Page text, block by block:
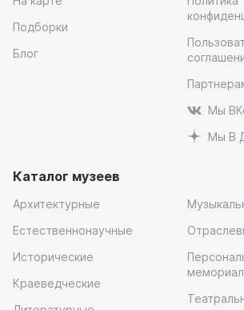
Подборки
Блог
Мы
Мы В
Каталог музеев
Архитектурные
Естественнонаучные
Исторические
Краеведческие